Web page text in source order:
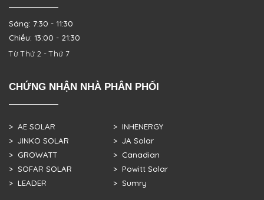
Sáng: 7:30 - 11:30
Chiều: 13:00 - 21:30
Từ Thứ 2 - Thứ 7
CHỨNG NHẬN NHÀ PHÂN PHỐI
> AE SOLAR
> JINKO SOLAR
> GROWATT
> SOFAR SOLAR
> LEADER
> INHENERGY
> JA Solar
> Canadian
> Powitt Solar
> Sumry